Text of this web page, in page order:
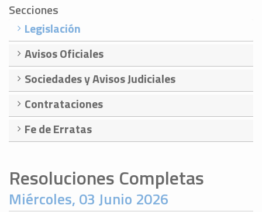
Secciones
Legislación
Avisos Oficiales
Sociedades y Avisos Judiciales
Contrataciones
Fe de Erratas
Resoluciones Completas
Miércoles, 03 Junio 2026